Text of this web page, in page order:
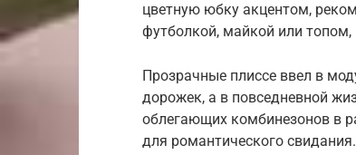
цветную юбку акцентом,
футболкой, майкой или
Прозрачные плиссе ввел в
дорожек, а в повседневной
облегающих комбинезонов в
для романтического свидания.